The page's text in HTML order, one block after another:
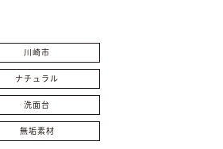
川崎市
ナチュラル
洗面台
無垢素材